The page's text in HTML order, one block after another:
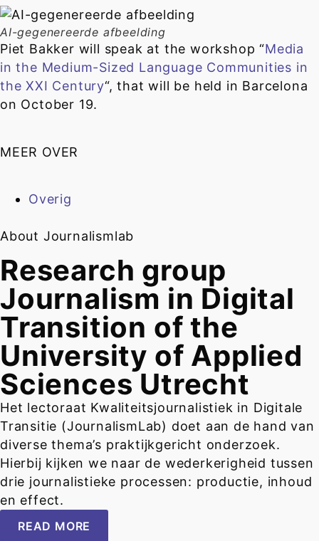
AI-gegenereerde afbeelding
Piet Bakker will speak at the workshop “Media
in the Medium-Sized Language Communities in
the XXI Century“, that will be held in Barcelona
on October 19.
MEER OVER
Overig
About Journalismlab
Research group
Journalism in Digital
Transition of the
University of Applied
Sciences Utrecht
Het lectoraat Kwaliteitsjournalistiek in Digitale
Transitie (JournalismLab) doet aan de hand van
diverse thema’s praktijkgericht onderzoek.
Hierbij kijken we naar de wederkerigheid tussen
drie journalistieke processen: productie, inhoud
en effect.
READ MORE